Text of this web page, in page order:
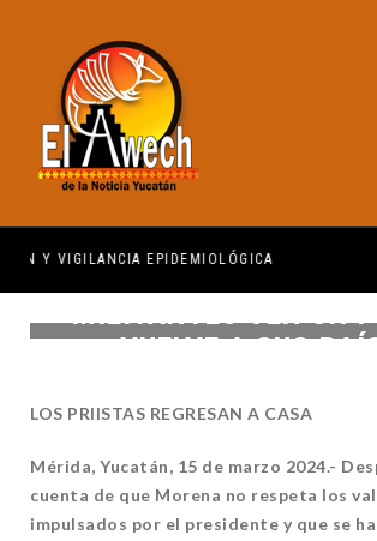
REGIDOR EVALÚA DIVERSAS PETICIONES
MILITANTES VEN UN
VUELVE A SUS
LOS PRIISTAS REGRESAN A CASA
Mérida, Yucatán, 15 de marzo 2024.-
cuenta de que Morena no respeta los
impulsados por el presidente y que se